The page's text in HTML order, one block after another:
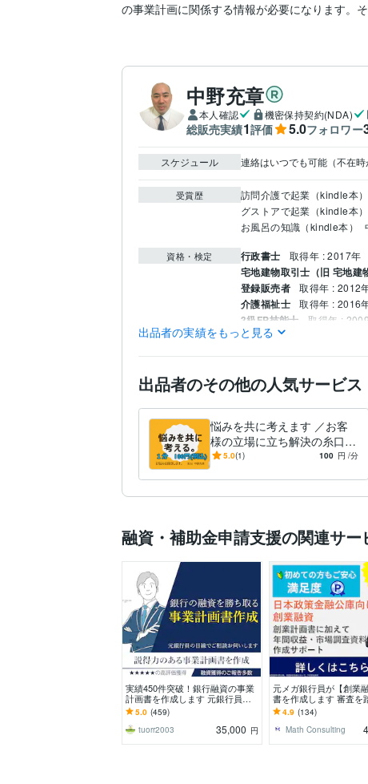
の事業計画に関係する情報が必要になります。
中野充章
本人確認 機密保持契約(NDA)
総販売実績1評価 5.0フォロワー
スケジュール 連絡はいつでも可能（不在時
受賞歴 訪問介護で起業（kindle本）
グストアで起業（kindle本）
お風呂の知識（kindle本）
資格・検定 行政書士 取得年 : 2017年
宅地建物取引士（旧 宅地建
登録販売者 取得年 : 2012
介護福祉士 取得年 : 2016
3級FP技能士 取得年 :
ビジネス代行・事務代行
特定行政書士
出品者の実績をもっと見る
出品者のその他の人気サービス
悩みを共に考えます ／お客
様の立場に立ち解決の糸口を
見つけるよう努力します。
5.0(1) 100 円 /分
融資・補助金申請支援の関連サー
実績450件突破！銀行融資の事業
計画書を作成します 元銀行員が
銀行、公庫の融資を勝ち取る事業
計画書を作成します
5.0 (459)
tuorr2003
35,000 円
元メガ銀行員が【創業
書を作成します 審査を
【高品質な】創業計画書
く】提供します。
4.9 (134)
Math Consulting